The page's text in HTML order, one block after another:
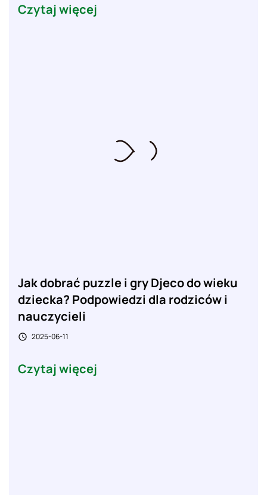
Czytaj więcej
Jak dobrać puzzle i gry Djeco do wieku
dziecka? Podpowiedzi dla rodziców i
nauczycieli
 2025-06-11
Czytaj więcej